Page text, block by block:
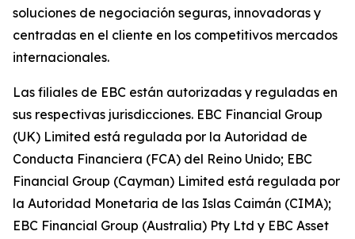
soluciones de negociación seguras, innovadoras y
centradas en el cliente en los competitivos mercados
internacionales.
Las filiales de EBC están autorizadas y reguladas en
sus respectivas jurisdicciones. EBC Financial Group
(UK) Limited está regulada por la Autoridad de
Conducta Financiera (FCA) del Reino Unido; EBC
Financial Group (Cayman) Limited está regulada por
la Autoridad Monetaria de las Islas Caimán (CIMA);
EBC Financial Group (Australia) Pty Ltd y EBC Asset